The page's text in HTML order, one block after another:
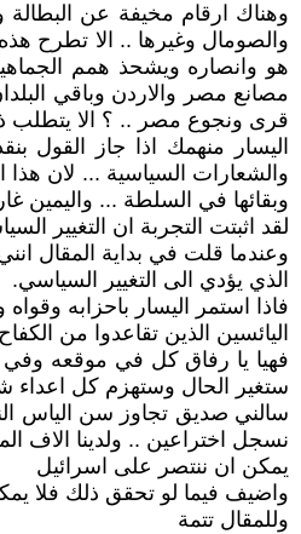
وهناك ارقام مخيفة عن
والصومال وغيرها .. الا تطرح
هو وانصاره ويشحذ همم
قرى ونجوع مصر .. ؟ الا يتطلب
اليسار منهمك اذا جاز
والشعارات السياسية ... لان
وبقائها في السلطة ... واليمين
لقد اثبتت التجربة ان التغيير
وعندما قلت في بداية المقال
الذي يؤدي الى التغيير السياسي.
فاذا استمر اليسار باحزابه
اليائسين الذين تقاعدوا من
فهيا يا رفاق كل في موقعه وفي
ستغير الحال وستهزم كل اعداء
يمكن ان ننتصر على اسرائيل
واضيف فيما لو تحقق ذلك فلا يمكن للاخوان
وللمقال تتمة